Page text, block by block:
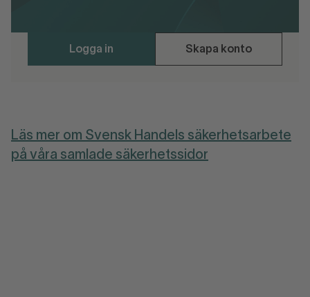
Logga in Skapa konto
Läs mer om Svensk Handels säkerhetsarbete
på våra samlade säkerhetssidor